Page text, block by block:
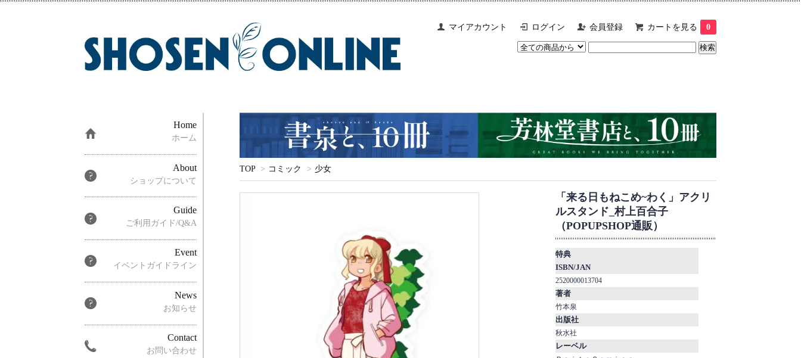
マイアカウント ログイン 会員登録 カートを見る 0
TOP > コミック > 少女
「来る日もねこめ~わく」アクリ
ルスタンド_村上百合子
（POPUPSHOP通販）
特典
ISBN/JAN
2520000013704
著者
竹本泉
出版社
秋水社
レーベル
Home
ホーム
About
ショップについて
Guide
ご利用ガイド/Q&A
Event
イベントガイドライン
News
お知らせ
Contact
お問い合わせ